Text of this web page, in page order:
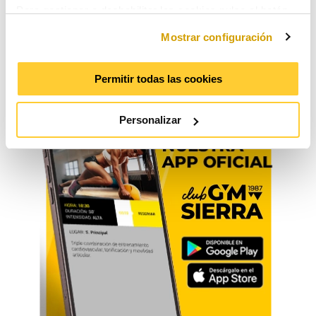
Para consentir su utilización y confirmar que ha leído la
información proporcionada, pulse el botón “Aceptar”.
Puede obtener más información consultando nuestra
Política de Cookies.
Mostrar configuración
Permitir todas las cookies
Personalizar